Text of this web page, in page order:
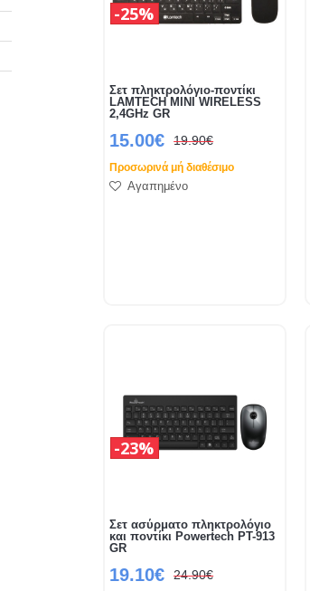
Σετ πληκτρολόγιο-ποντίκι
LAMTECH MINI WIRELESS
2,4GHz GR
15.00€ 19.90€
25%
Προσωρινά μή διαθέσιμο
Αγαπημένο
Σετ ασύρματο πληκτρολόγιο
και ποντίκι Powertech PΤ-913
GR
19.10€ 24.90€
23%